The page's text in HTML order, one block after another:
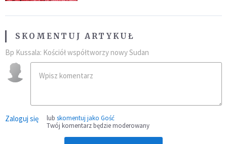
SKOMENTUJ ARTYKUŁ
Bp Kussala: Kościół współtworzy nowy Sudan
Zaloguj się lub skomentuj jako Gość
Twój komentarz będzie moderowany